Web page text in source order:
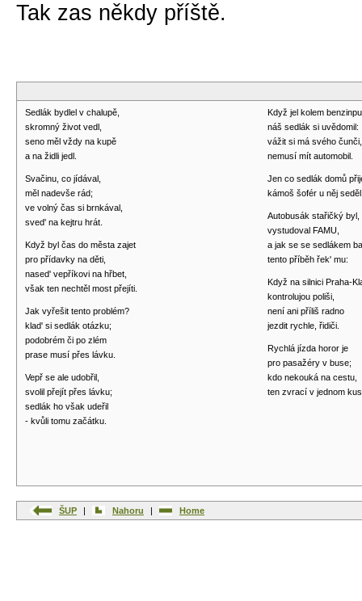
Tak zas někdy příště.
Sedlák bydlel v chalupě,
skromný život vedl,
seno měl vždy na kupě
a na židli jedl.
Svačinu, co jídával,
měl nadevše rád;
ve volný čas si brnkával,
sved' na kejtru hrát.
Když byl čas do města zajet
pro přídavky na děti,
nased' vepříkovi na hřbet,
však ten nechtěl most přejíti.
Jak vyřešit tento problém?
klad' si sedlák otázku;
podobrém či po zlém
prase musí přes lávku.
Vepř se ale udobřil,
svolil přejít přes lávku;
sedlák ho však udeřil
- kvůli tomu začátku.
Když jel kolem
náš sedlák si uvědomil:
vážit si má svého čunči,
nemusí mít automobil.
Jen co sedlák domů
kámoš šofér u něj
Autobusák stařičký byl,
vystudoval FAMU,
a jak se se sedlákem
tento příběh řek' mu:
Když na silnici Praha-
kontrolujou poliši,
není ani příliš radno
jezdit rychle, řidiči.
Rychlá jízda horor je
pro pasažéry v buse;
kdo nekouká na cestu,
ten zvrací v jednom
ŠUP | Nahoru | Home